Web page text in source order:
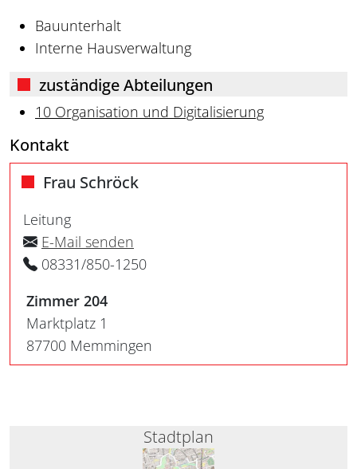
Bauunterhalt
Interne Hausverwaltung
zuständige Abteilungen
10 Organisation und Digitalisierung
Kontakt
Frau Schröck
Leitung
E-Mail senden
08331/850-1250
Zimmer 204
Marktplatz 1
87700 Memmingen
Stadtplan